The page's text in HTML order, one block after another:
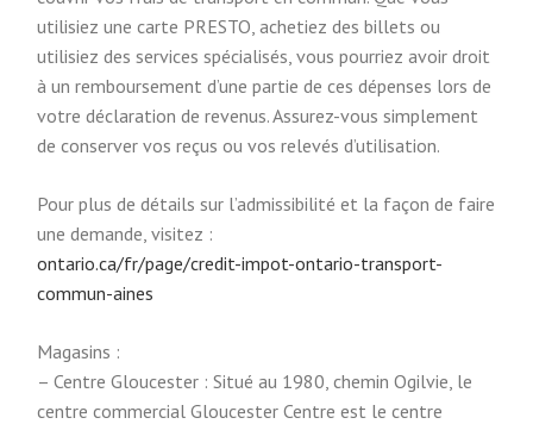
utilisiez une carte PRESTO, achetiez des billets ou
utilisiez des services spécialisés, vous pourriez avoir droit
à un remboursement d’une partie de ces dépenses lors de
votre déclaration de revenus. Assurez-vous simplement
de conserver vos reçus ou vos relevés d’utilisation.
Pour plus de détails sur l’admissibilité et la façon de faire
une demande, visitez :
ontario.ca/fr/page/credit-impot-ontario-transport-
commun-aines
Magasins :
– Centre Gloucester : Situé au 1980, chemin Ogilvie, le
centre commercial Gloucester Centre est le centre